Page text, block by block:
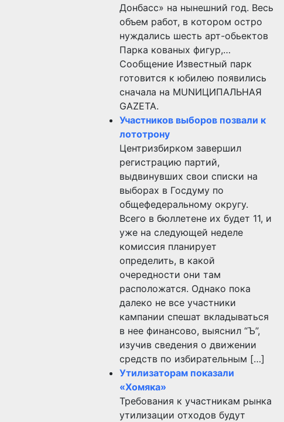
Донбасс» на нынешний год. Весь
объем работ, в котором остро
нуждались шесть арт-обьектов
Парка кованых фигур,…
Сообщение Известный парк
готовится к юбилею появились
сначала на MUNИЦИПАЛЬНАЯ
GAZЕТА.
Участников выборов позвали к
лототрону
Центризбирком завершил
регистрацию партий,
выдвинувших свои списки на
выборах в Госдуму по
общефедеральному округу.
Всего в бюллетене их будет 11, и
уже на следующей неделе
комиссия планирует
определить, в какой
очередности они там
расположатся. Однако пока
далеко не все участники
кампании спешат вкладываться
в нее финансово, выяснил “Ъ”,
изучив сведения о движении
средств по избирательным […]
Утилизаторам показали
«Хомяка»
Требования к участникам рынка
утилизации отходов будут